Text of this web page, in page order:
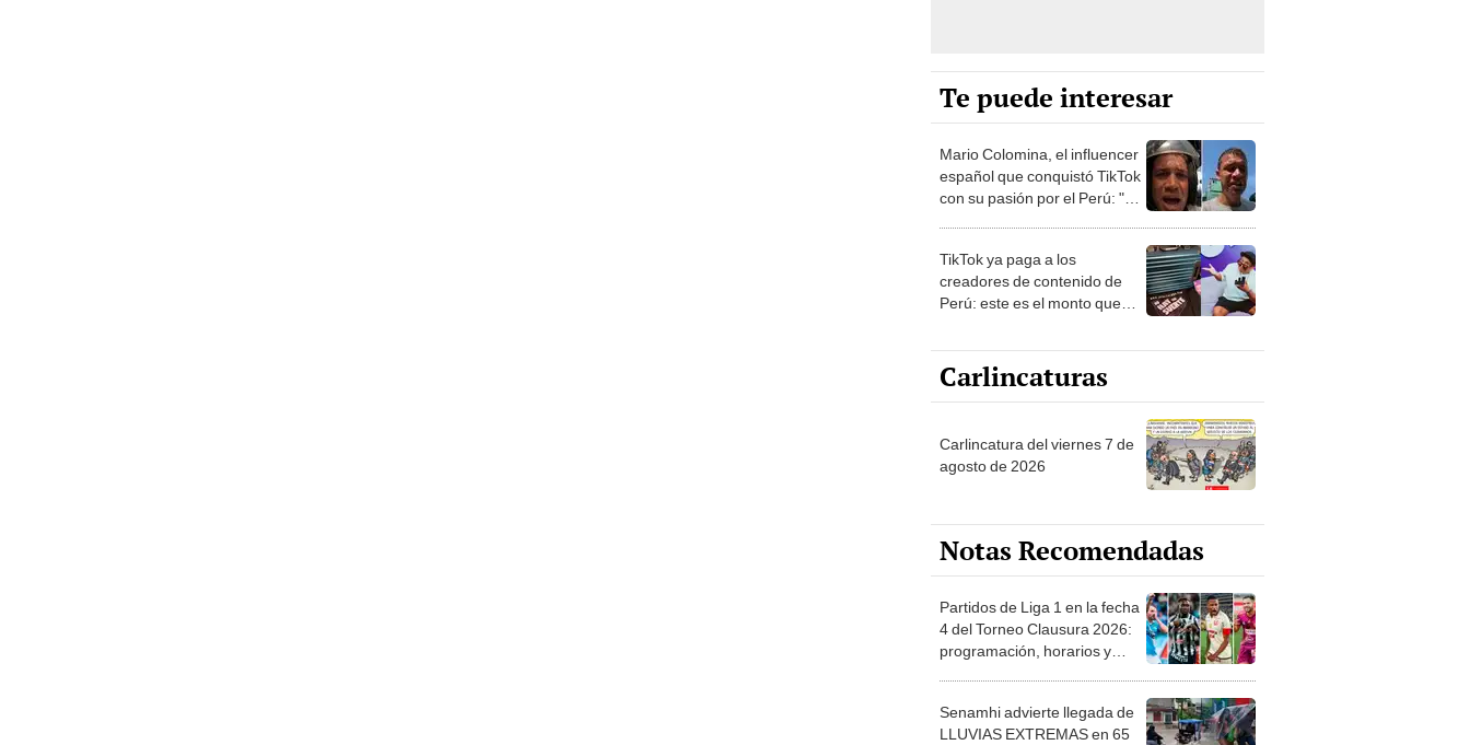
Te puede interesar
Mario Colomina, el influencer
español que conquistó TikTok
con su pasión por el Perú: "Mi
TikTok ya paga a los
creadores de contenido de
Perú: este es el monto que
1.000 vistas
Carlincaturas
Carlincatura del viernes 7 de
agosto de 2026
Notas Recomendadas
Partidos de Liga 1 en la fecha
4 del Torneo Clausura 2026:
programación, horarios y
Senamhi advierte llegada de
LLUVIAS EXTREMAS en 65